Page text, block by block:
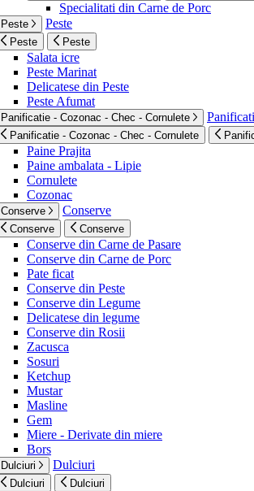
Specialitati din Carne de Porc
Peste Peste
Peste Peste
Salata icre
Peste Marinat
Delicatese din Peste
Peste Afumat
Panificatie - Cozonac - Chec - Cornulete
Panificatie - Cozonac - Chec - Cornulete
Paine Prajita
Paine ambalata - Lipie
Cornulete
Cozonac
Conserve Conserve
Conserve Conserve
Conserve din Carne de Pasare
Conserve din Carne de Porc
Pate ficat
Conserve din Peste
Conserve din Legume
Delicatese din legume
Conserve din Rosii
Zacusca
Sosuri
Ketchup
Mustar
Masline
Gem
Miere - Derivate din miere
Bors
Dulciuri Dulciuri
Dulciuri Dulciuri